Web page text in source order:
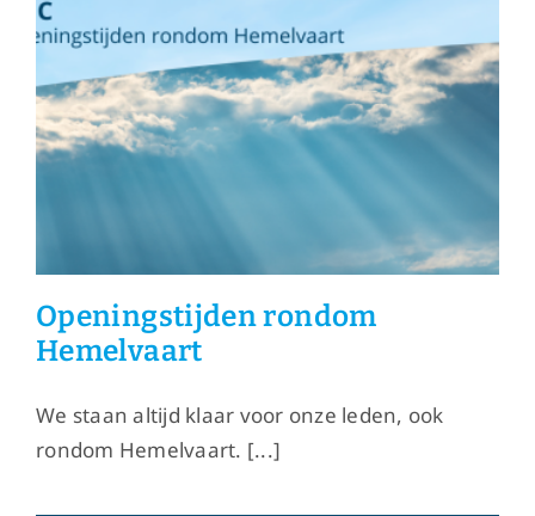
Openingstijden rondom
Hemelvaart
We staan altijd klaar voor onze leden, ook
rondom Hemelvaart. [...]